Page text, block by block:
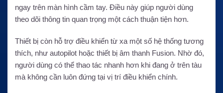
ngay trên màn hình cầm tay. Điều này giúp người dùng
theo dõi thông tin quan trọng một cách thuận tiện hơn.
Thiết bị còn hỗ trợ điều khiển từ xa một số hệ thống tương
thích, như autopilot hoặc thiết bị âm thanh Fusion. Nhờ đó,
người dùng có thể thao tác nhanh hơn khi đang ở trên tàu
mà không cần luôn đứng tại vị trí điều khiển chính.